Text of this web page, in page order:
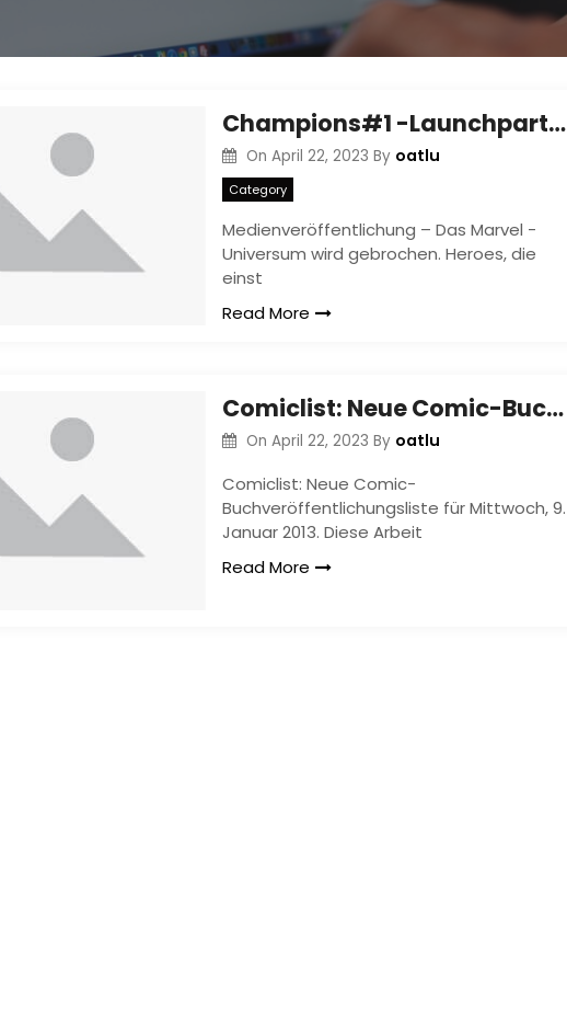
Champions#1 -Launchpartys bringen den Kampf zu Comic -Shops
On April 22, 2023 By oatlu
Category
Medienveröffentlichung – Das Marvel -
Universum wird gebrochen. Heroes, die
einst
Read More
Comiclist: Neue Comic-Buchveröffentlichungsliste für den 01.09.2013 (2 Wochen)
On April 22, 2023 By oatlu
Comiclist: Neue Comic-
Buchveröffentlichungsliste für Mittwoch, 9.
Januar 2013. Diese Arbeit
Read More